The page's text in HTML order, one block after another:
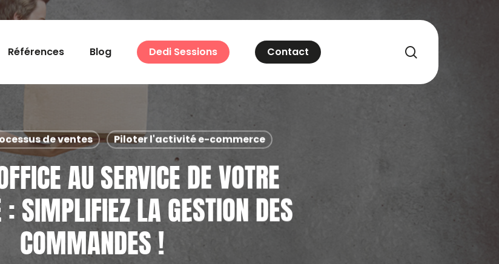
Références Blog Dedi Sessions Contact
de ventes Piloter l'activité e-commerce
AU SERVICE DE VOTRE
: SIMPLIFIEZ LA GESTION DES
COMMANDES !